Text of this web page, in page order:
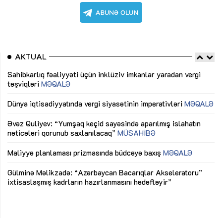
AKTUAL
Sahibkarlıq fəaliyyəti üçün inklüziv imkanlar yaradan vergi
təşviqləri MƏQALƏ
Dünya iqtisadiyyatında vergi siyasətinin imperativləri MƏQALƏ
Əvəz Quliyev: “Yumşaq keçid sayəsində aparılmış islahatın
nəticələri qorunub saxlanılacaq” MÜSAHİBƏ
Maliyyə planlaması prizmasında büdcəyə baxış MƏQALƏ
Gülminə Məlikzadə: “Azərbaycan Bacarıqlar Akseleratoru”
ixtisaslaşmış kadrların hazırlanmasını hədəfləyir”